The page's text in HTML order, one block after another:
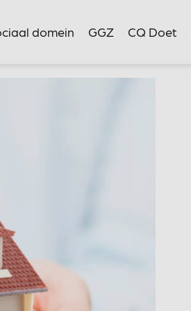
domein GGZ CQ Doet